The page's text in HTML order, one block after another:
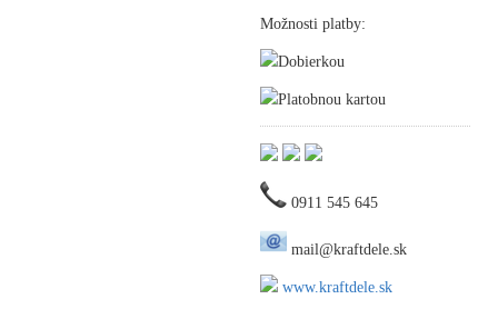
Možnosti platby:
Dobierkou
Platobnou kartou
0911 545 645
mail@kraftdele.sk
www.kraftdele.sk